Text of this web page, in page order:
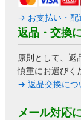
→ お支払い・配
返品・交換
原則として、返
慎重にお選びく
→ 返品交換につ
メール対応